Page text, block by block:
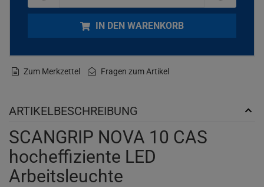
IN DEN WARENKORB
Zum Merkzettel Fragen zum Artikel
ARTIKELBESCHREIBUNG
SCANGRIP NOVA 10 CAS
hocheffiziente LED
Arbeitsleuchte